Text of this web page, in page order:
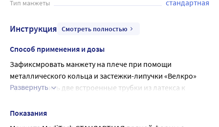
Тип манжеты стандартная
Инструкция Смотреть полностью
Способ применения и дозы
Зафиксмровать манжету на плече при помощи
металлического кольца и застежки-липучки «Велкро»
Присоединить две встроенные трубки из латекса к
Развернуть
Показания